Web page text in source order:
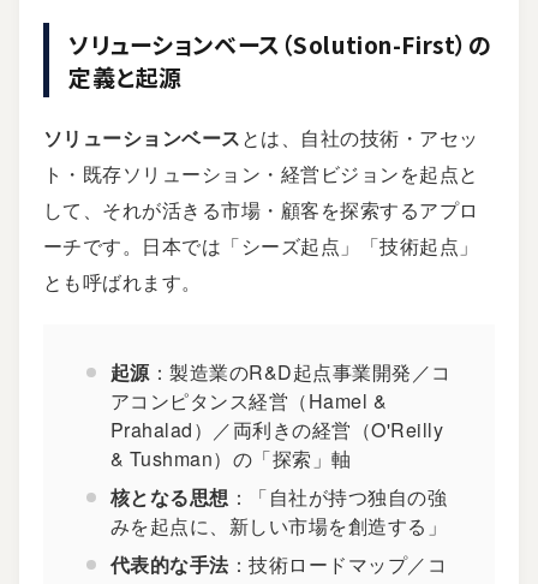
ソリューションベース（Solution-First）の
定義と起源
ソリューションベースとは、自社の技術・アセッ
ト・既存ソリューション・経営ビジョンを起点と
して、それが活きる市場・顧客を探索するアプロ
ーチです。日本では「シーズ起点」「技術起点」
とも呼ばれます。
起源：製造業のR&D起点事業開発／コ
アコンピタンス経営（Hamel &
Prahalad）／両利きの経営（O'Reilly
& Tushman）の「探索」軸
核となる思想 ：「自社が持つ独自の強
みを起点に、新しい市場を創造する」
代表的な手法：技術ロードマップ／コ